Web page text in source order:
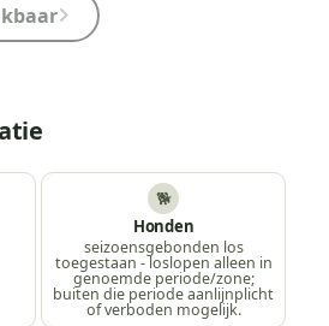
🐕
Honden
seizoensgebonden los
toegestaan - loslopen alleen in
genoemde periode/zone;
buiten die periode aanlijnplicht
of verboden mogelijk.